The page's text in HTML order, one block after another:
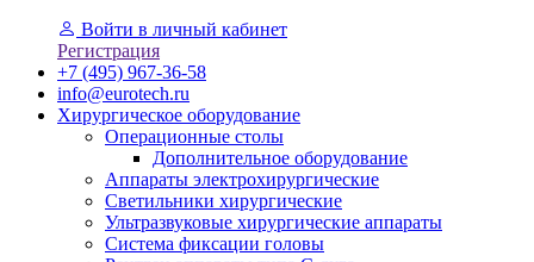
Войти в личный кабинет
Регистрация
+7 (495) 967-36-58
info@eurotech.ru
Хирургическое оборудование
Операционные столы
Дополнительное оборудование
Аппараты электрохирургические
Светильники хирургические
Ультразвуковые хирургические аппараты
Система фиксации головы